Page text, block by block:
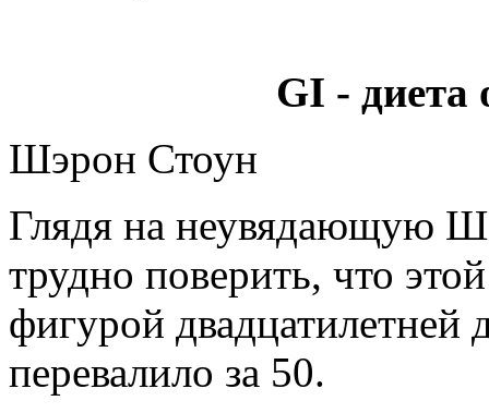
GI -
Шэрон Стоун
Глядя на неувядающую
трудно поверить, что
фигурой двадцатилетней
перевалило за 50.